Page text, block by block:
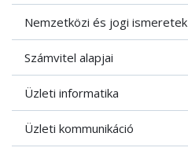
Nemzetközi és jogi ismeretek
Számvitel alapjai
Üzleti informatika
Üzleti kommunikáció